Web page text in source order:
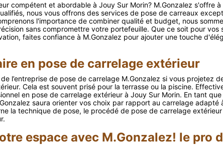
compétent et abordable à Jouy Sur Morin? M.Gonzalez s'offre à
nous vous offrons des services de pose de carreaux
l'importance de combiner qualité et budget, nous
sans compromettre votre portefeuille. Que ce soit pour vos
faites confiance à M.Gonzalez pour ajouter une touche
en pose de carrelage extérieur
l’entreprise de pose de carrelage M.Gonzalez si vous projetez
Cela est souvent prisé pour la terrasse ou la piscine.
en pose de carrelage extérieur à Jouy Sur Morin. En tant
saura orienter vos choix par rapport au carrelage adapté
la technique de pose, le procédé de pose de carrelage
espace avec M.Gonzalez! le pro